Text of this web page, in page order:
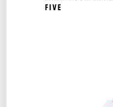
FIVE